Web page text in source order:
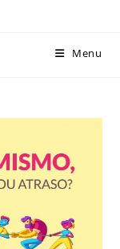
Menu